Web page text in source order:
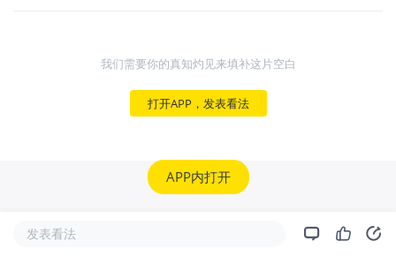
我们需要你的真知灼见来填补这片空白
打开APP，发表看法
APP内打开
发表看法